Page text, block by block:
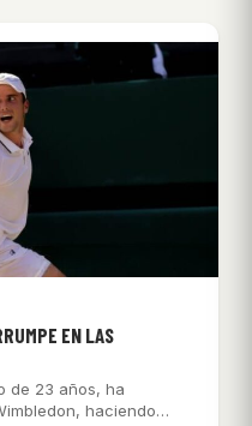
EN LAS
de 23 años, ha
haciendo…